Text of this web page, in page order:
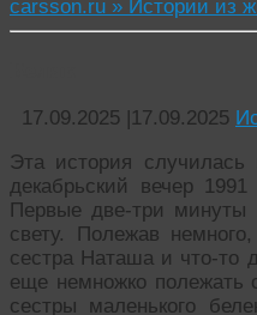
carsson.ru » Истории из
17.09.2025 |17.09.2025
Эта история
декабрьский вечер
Первые две-три минуты
свету. Полежав
сестра Наташа и что-то
еще немножко полежать
сестры маленького